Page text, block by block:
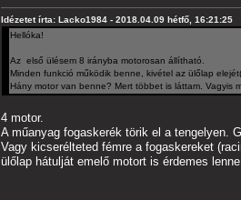
Idézetet írta: Lacko1984 - 2018.04.09 hétfő, 16:21:25
Hellóka!
Az első ülésem 8 irányba motorosan állítható.
Minden funkció működik benne, kivétel az ülőlap
Hány motor van benne? Mert többet is láttam. Vagyis
4 motor.
A műanyag fogaskerék törik el a tengelyen.
Vagy kicserélteted fémre a fogaskereket
ülőlap hátulját emelő motort is érdemes